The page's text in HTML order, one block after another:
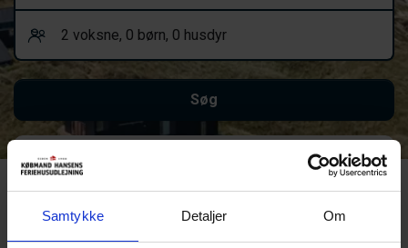
Samtykke Detaljer Om
Ups! Noget gik galt.